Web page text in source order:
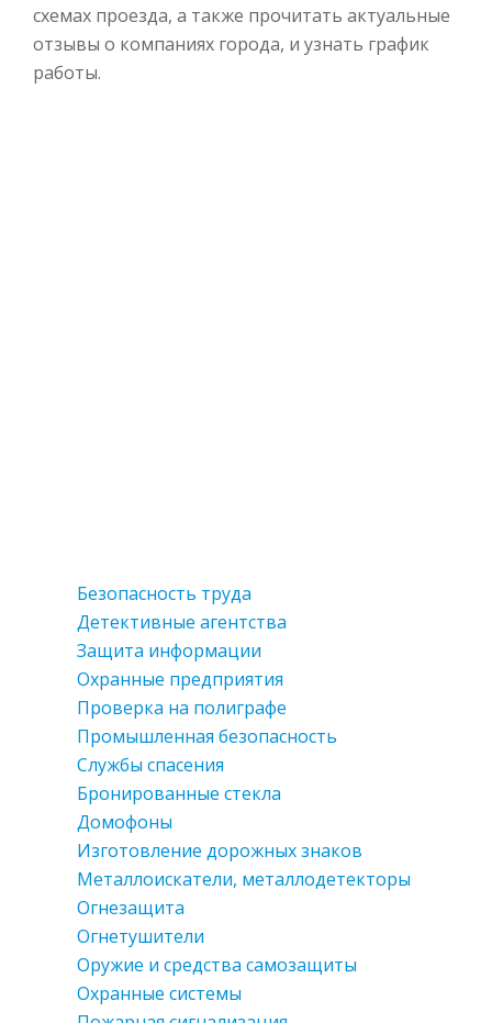
схемах проезда, а также прочитать актуальные
отзывы о компаниях города, и узнать график
работы.
Безопасность труда
Детективные агентства
Защита информации
Охранные предприятия
Проверка на полиграфе
Промышленная безопасность
Службы спасения
Бронированные стекла
Домофоны
Изготовление дорожных знаков
Металлоискатели, металлодетекторы
Огнезащита
Огнетушители
Оружие и средства самозащиты
Охранные системы